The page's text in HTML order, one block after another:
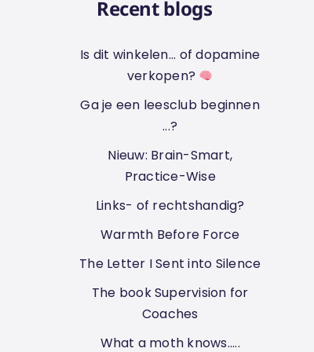
Recent blogs
Is dit winkelen... of dopamine
verkopen?
Ga je een leesclub beginnen
...?
Nieuw: Brain-Smart,
Practice-Wise
Links- of rechtshandig?
Warmth Before Force
The Letter I Sent into Silence
The book Supervision for
Coaches
What a moth knows.....